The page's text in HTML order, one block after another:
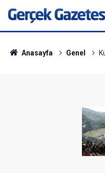
Anasayfa Genel